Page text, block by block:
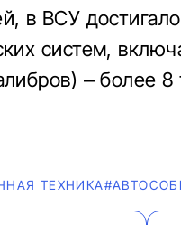
в ВСУ
систем,
– более 8
ТЕХНИКА